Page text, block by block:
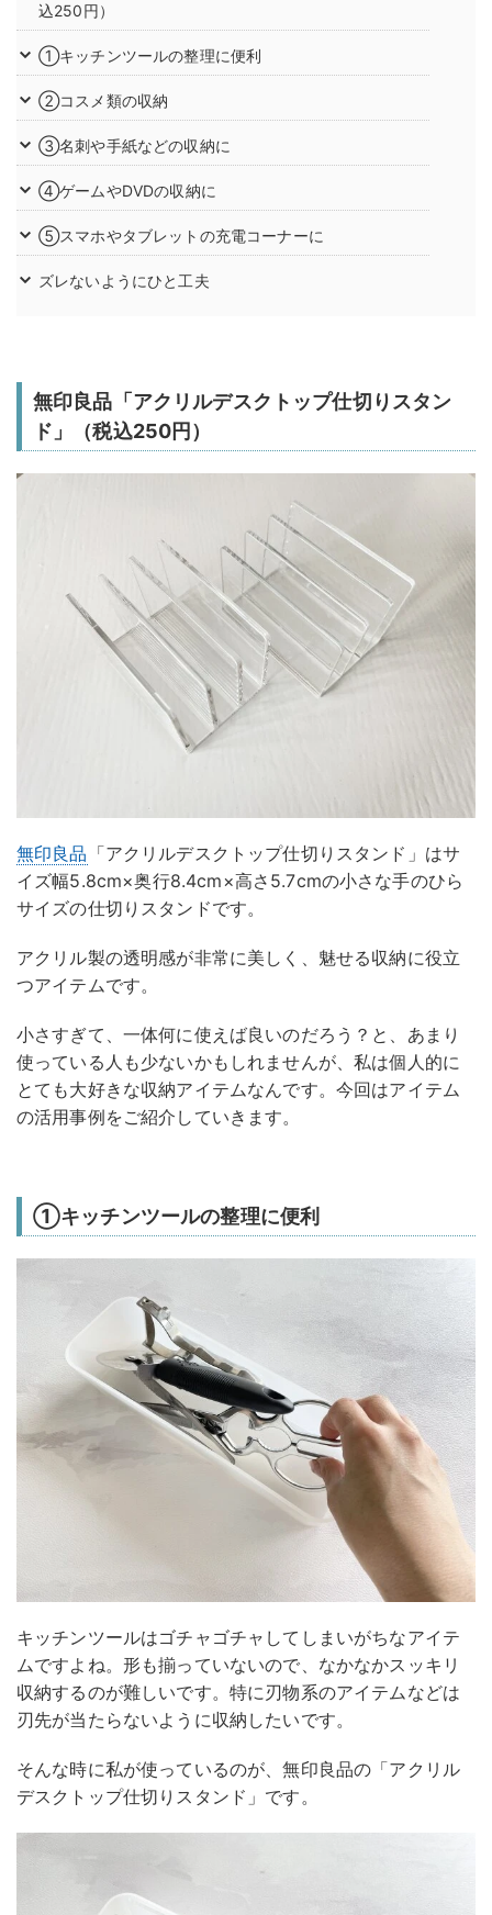
込250円）
①キッチンツールの整理に便利
②コスメ類の収納
③名刺や手紙などの収納に
④ゲームやDVDの収納に
⑤スマホやタブレットの充電コーナーに
ズレないようにひと工夫
無印良品「アクリルデスクトップ仕切りスタン
ド」（税込250円）
無印良品 「アクリルデスクトップ仕切りスタンド」はサ
イズ幅5.8cm×奥行8.4cm×高さ5.7cmの小さな手のひら
サイズの仕切りスタンドです。
アクリル製の透明感が非常に美しく、魅せる収納に役立
つアイテムです。
小さすぎて、一体何に使えば良いのだろう？と、あまり
使っている人も少ないかもしれませんが、私は個人的に
とても大好きな収納アイテムなんです。今回はアイテム
の活用事例をご紹介していきます。
①キッチンツールの整理に便利
キッチンツールはゴチャゴチャしてしまいがちなアイテ
ムですよね。形も揃っていないので、なかなかスッキリ
収納するのが難しいです。特に刃物系のアイテムなどは
刃先が当たらないように収納したいです。
そんな時に私が使っているのが、無印良品の「アクリル
デスクトップ仕切りスタンド」です。